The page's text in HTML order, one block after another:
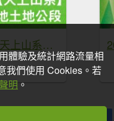
20251219微笑山線：【天上山系】烘爐地土地公段
體驗及統計網路流量相
我們使用 Cookies。若
明 。